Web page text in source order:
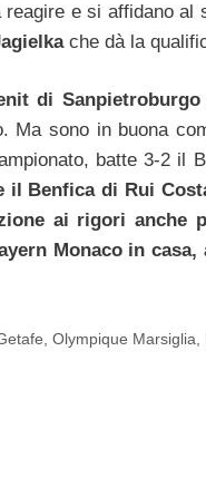
e si affidano al
che dà la
di Sanpietroburgo
Ma sono in buona
batte 3-2 il
il Benfica di Rui
ai rigori anche
Monaco in casa,
,Olympique Marsiglia,